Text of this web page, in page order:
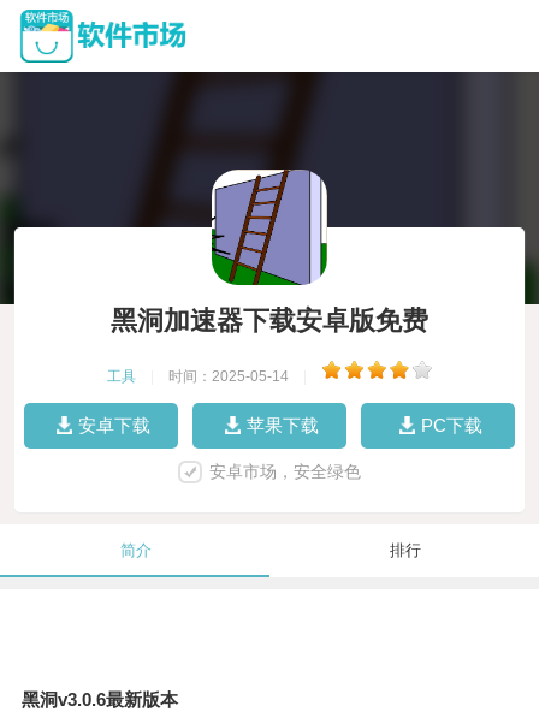
黑洞加速器下载安卓版免费
工具 时间：2025-05-14
安卓下载 苹果下载 PC下载
安卓市场，安全绿色
简介 排行
黑洞v3.0.6最新版本